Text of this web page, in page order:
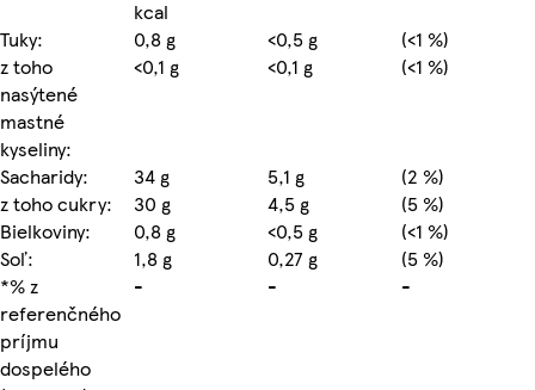
kcal
Tuky:
0,8 g <0,5 g
(<1 %)
z toho
nasýtené
mastné
kyseliny:
<0,1 g <0,1 g (<1 %)
Sacharidy: 34 g 5,1 g
(2 %)
z toho cukry:
30 g 4,5 g
(5 %)
Bielkoviny:
0,8 g <0,5 g
(<1 %)
Soľ:
1,8 g 0,27 g
(5 %)
*% z
referenčného
príjmu
dospelého
- - -